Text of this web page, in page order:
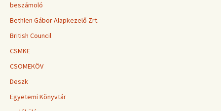
beszámoló
Bethlen Gábor Alapkezelő Zrt.
British Council
CSMKE
CSOMEKÖV
Deszk
Egyetemi Könyvtár